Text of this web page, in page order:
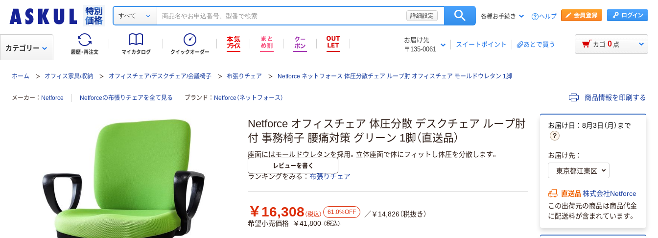
すべて 詳細設定 各種お手続き ヘルプ
履歴・再注文 マイカタログ クイックオーダー
お届け先
〒135-0061
スイートポイント あとで買う
カテゴリー カゴ 0 点
ホーム オフィス家具/収納 オフィスチェア/デスクチェア/会議椅子 布張りチェア Netforce ネットフォース 体圧分散チェア ループ肘 オフィスチェア モールドウレタン 1脚
メーカー Netforce Netforceの布張りチェアを全て見る ブランド Netforce（ネットフォース） 商品情報を印刷する
Netforce オフィスチェア 体圧分散 デスクチェア ループ肘
付 事務椅子 腰痛対策 グリーン 1脚（直送品）
座面にはモールドウレタンを採用。立体座面で体にフィットし体圧を分散します。
レビューを書く
ランキングをみる 布張りチェア
￥16,308 （税込） 61.0%OFF
／￥14,826（税抜き）
希望小売価格 ￥41,800 （税込）
お届け日：8月3日（月）まで
お届け先：
直送品株式会社Netforce
この出荷元の商品は商品代金
に配送料が含まれています。